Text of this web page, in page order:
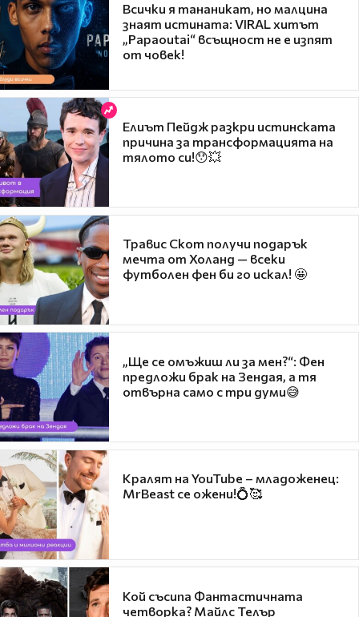
Всички я тананикат, но малцина
знаят истината: VIRAL хитът
„Papaoutai“ всъщност не е изпят
от човек!
Елиът Пейдж разкри истинската
причина за трансформацията на
тялото си!😯💥
Травис Скот получи подарък
мечта от Холанд — всеки
футболен фен би го искал! 🤩
„Ще се омъжиш ли за мен?“: Фен
предложи брак на Зендая, а тя
отвърна само с три думи😅
Кралят на YouTube – младоженец:
MrBeast се ожени!💍🥰
Кой съсипа Фантастичната
четворка? Майлс Телър